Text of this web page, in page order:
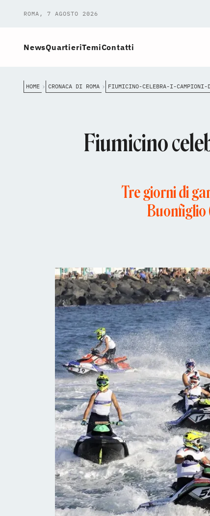
ROMA, 7 AGOSTO 2026
NewsQuartieriTemiContatti
HOME CRONACA DI ROMA
Fiumicino
Tre giorni di
Buonfiglio